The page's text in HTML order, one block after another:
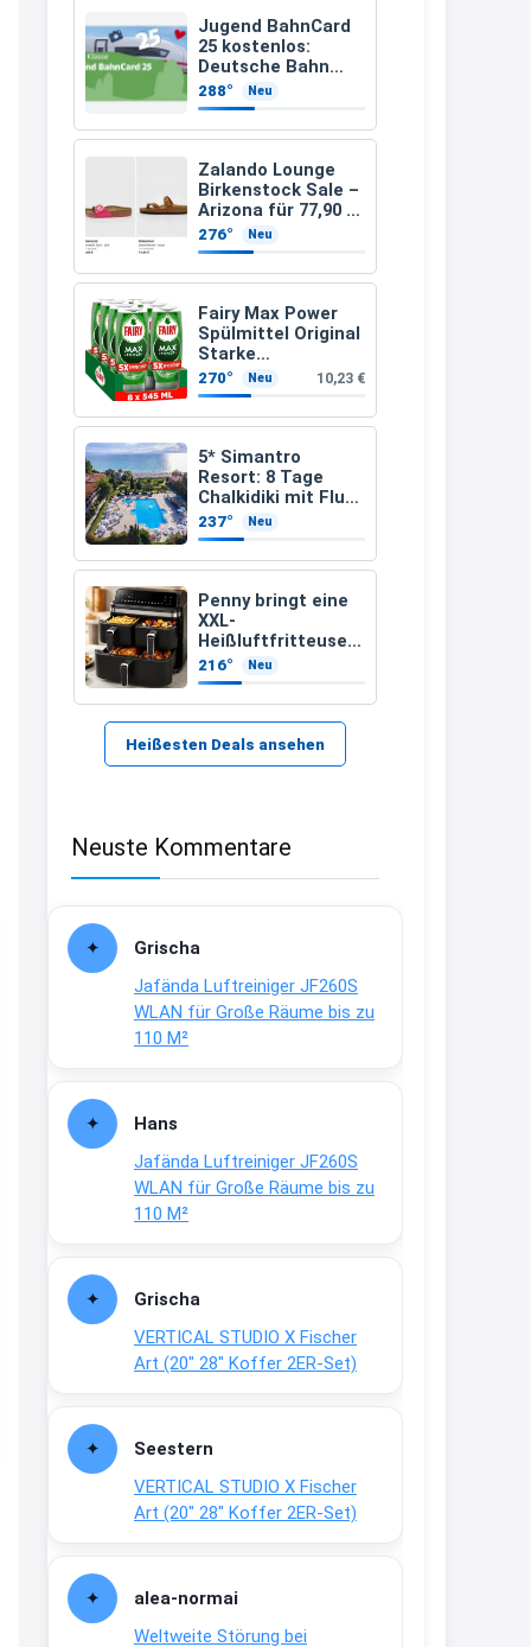
Jugend BahnCard
25 kostenlos:
Deutsche Bahn
verschenkt
BahnCard an
Kinder und
Jugendliche
288° Neu
Zalando Lounge
Birkenstock Sale –
Arizona für 77,90 €
statt 120 €
276° Neu
Fairy Max Power
Spülmittel Original
Starke
Fettlösekraft
(8x545ml)
270° Neu 10,23 €
5* Simantro
Resort: 8 Tage
Chalkidiki mit Flug
& Frühstück für
389 €
237° Neu
Penny bringt eine
XXL-
Heißluftfritteuse
für 89,99 Euro – mit
einem besonderen
Vorteil
216° Neu
Heißesten Deals ansehen
Neuste Kommentare
Grischa
Jafända Luftreiniger JF260S
WLAN für Große Räume bis zu
110 M²
Hans
Jafända Luftreiniger JF260S
WLAN für Große Räume bis zu
110 M²
Grischa
VERTICAL STUDIO X Fischer
Art (20″ 28″ Koffer 2ER-Set)
Seestern
VERTICAL STUDIO X Fischer
Art (20″ 28″ Koffer 2ER-Set)
alea-normai
Weltweite Störung bei
müsste schon stornieren und
nochmal bestellen, da man
Rabattcodes oder auch
Warenkorb oder an der Kasse
VOR dem Kauf einlösen kann.
17:06
↩
Och siche den Gutschein
fürmeggelebaguetts
Kerstin
Meggle bagett Gutschein code
21:37
↩
Kerstin
Bei EDEKA
↩
29.07www.haribo.com/de-
↩
Joachim
Ab diesem Jahr gibt es keine
Fielmann-Blinkis mehr / wurde
www.fielmann-
group.com/blinkis...
13:44
dich zu sehen, alles gut?
15:01
An 01.08. / Sensodyne Rabatt 3€
/ max. 15.000www.erlebe-
↩